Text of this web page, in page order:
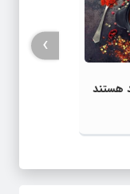
هستند
›